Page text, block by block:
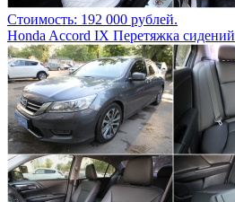
Стоимость: 192 000 рублей.
Honda Accord IX Перетяжка сидений